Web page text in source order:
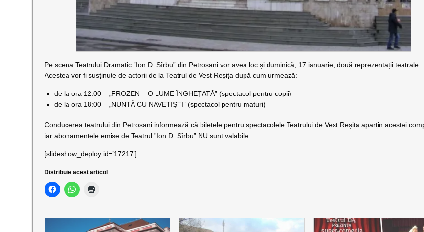
Pe scena Teatrului Dramatic ”Ion D. Sîrbu” din Petroșani vor avea loc și duminică, 17 ianuarie, două reprezentații teatrale.
Acestea vor fi susținute de actorii de la Teatrul de Vest Reșița după cum urmează:
de la ora 12:00 – „FROZEN – O LUME ÎNGHEȚATĂ” (spectacol pentru copii)
de la ora 18:00 – „NUNTĂ CU NAVETIȘTI” (spectacol pentru maturi)
Conducerea teatrului din Petroșani informează că biletele pentru spectacolele Teatrului de Vest Reșița aparțin acestei
iar abonamentele emise de Teatrul ”Ion D. Sîrbu” NU sunt valabile.
[slideshow_deploy id=’17217′]
Distribuie acest articol